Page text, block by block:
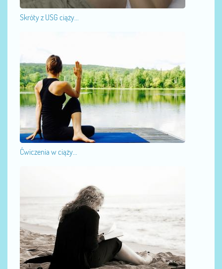
Skróty z USG ciąży...
Ćwiczenia w ciąży...